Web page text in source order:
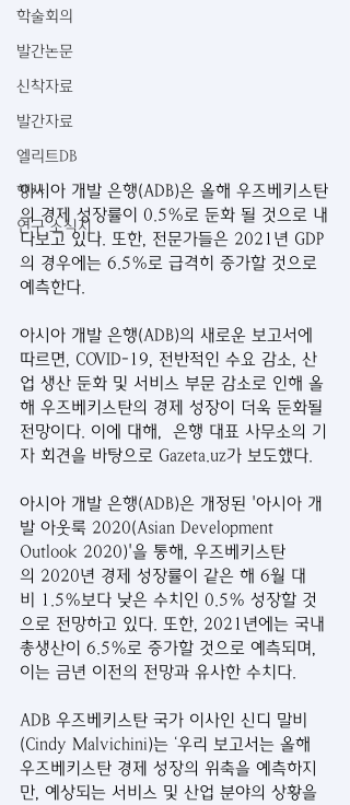
학술회의
발간논문
신착자료
발간자료
엘리트DB
행사
연구 소식지
아시아 개발 은행(ADB)은 올해 우즈베키스탄
의 경제 성장률이 0.5%로 둔화 될 것으로 내
다보고 있다. 또한, 전문가들은 2021년 GDP
의 경우에는 6.5%로 급격히 증가할 것으로
예측한다.
아시아 개발 은행(ADB)의 새로운 보고서에
따르면, COVID-19, 전반적인 수요 감소, 산
업 생산 둔화 및 서비스 부문 감소로 인해 올
해 우즈베키스탄의 경제 성장이 더욱 둔화될
전망이다. 이에 대해,  은행 대표 사무소의 기
자 회견을 바탕으로 Gazeta.uz가 보도했다.
아시아 개발 은행(ADB)은 개정된 '아시아 개
발 아웃룩 2020(Asian Development
Outlook 2020)'을 통해, 우즈베키스탄
의 2020년 경제 성장률이 같은 해 6월 대
비 1.5%보다 낮은 수치인 0.5% 성장할 것
으로 전망하고 있다. 또한, 2021년에는 국내
총생산이 6.5%로 증가할 것으로 예측되며,
이는 금년 이전의 전망과 유사한 수치다.
ADB 우즈베키스탄 국가 이사인 신디 말비
(Cindy Malvichini)는 ‘우리 보고서는 올해
우즈베키스탄 경제 성장의 위축을 예측하지
만, 예상되는 서비스 및 산업 분야의 상황을